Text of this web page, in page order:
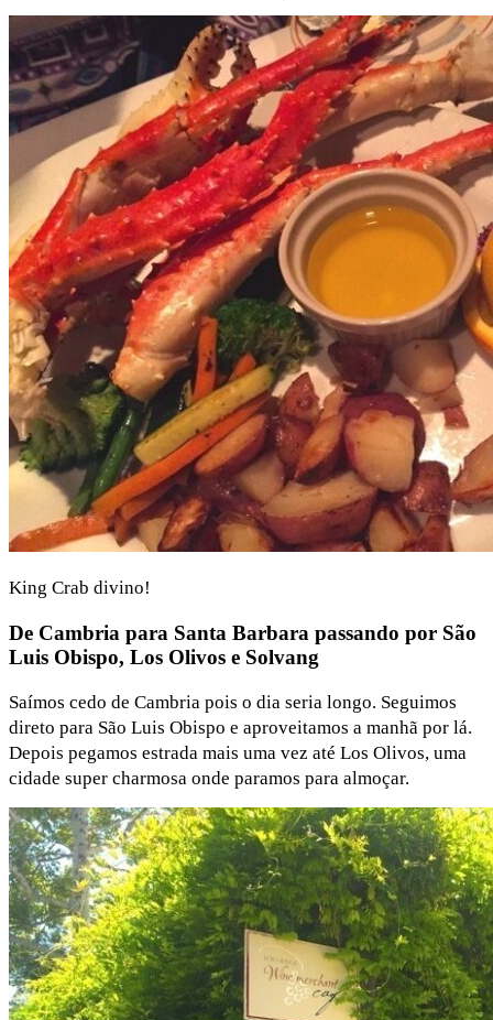
King Crab divino!
De Cambria para Santa Barbara passando por São
Luis Obispo, Los Olivos e Solvang
Saímos cedo de Cambria pois o dia seria longo. Seguimos
direto para São Luis Obispo e aproveitamos a manhã por lá.
Depois pegamos estrada mais uma vez até Los Olivos, uma
cidade super charmosa onde paramos para almoçar.